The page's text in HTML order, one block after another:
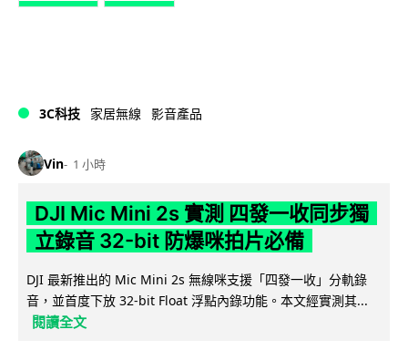
3C科技 家居無線 影音產品
Vin 1 小時
DJI Mic Mini 2s 實測 四發一收同步獨
立錄音 32-bit 防爆咪拍片必備
DJI 最新推出的 Mic Mini 2s 無線咪支援「四發一收」分軌錄
音，並首度下放 32-bit Float 浮點內錄功能。本文經實測其...
閱讀全文